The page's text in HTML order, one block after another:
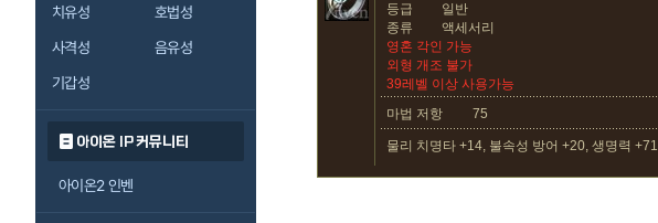
치유성
호법성
사격성
음유성
기갑성
아이온 IP 커뮤니티
아이온2 인벤
등급
일반
종류
액세서리
영혼 각인 가능
외형 개조 불가
39레벨 이상 사용가능
마법 저항
75
물리 치명타 +14, 불속성 방어 +20, 생명력 +71